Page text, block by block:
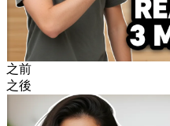
之前
之後